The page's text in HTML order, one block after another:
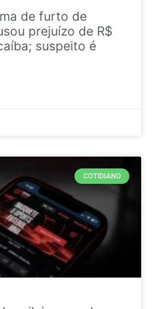
de furto de
prejuízo de R$
suspeito é
COTIDIANO